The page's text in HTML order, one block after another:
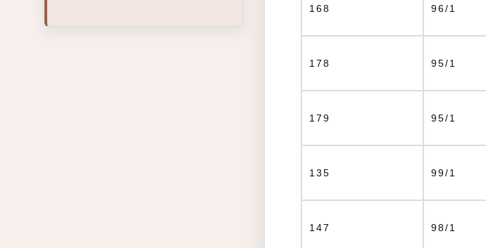
168 96/1
178 95/1
179 95/1
135 99/1
147 98/1